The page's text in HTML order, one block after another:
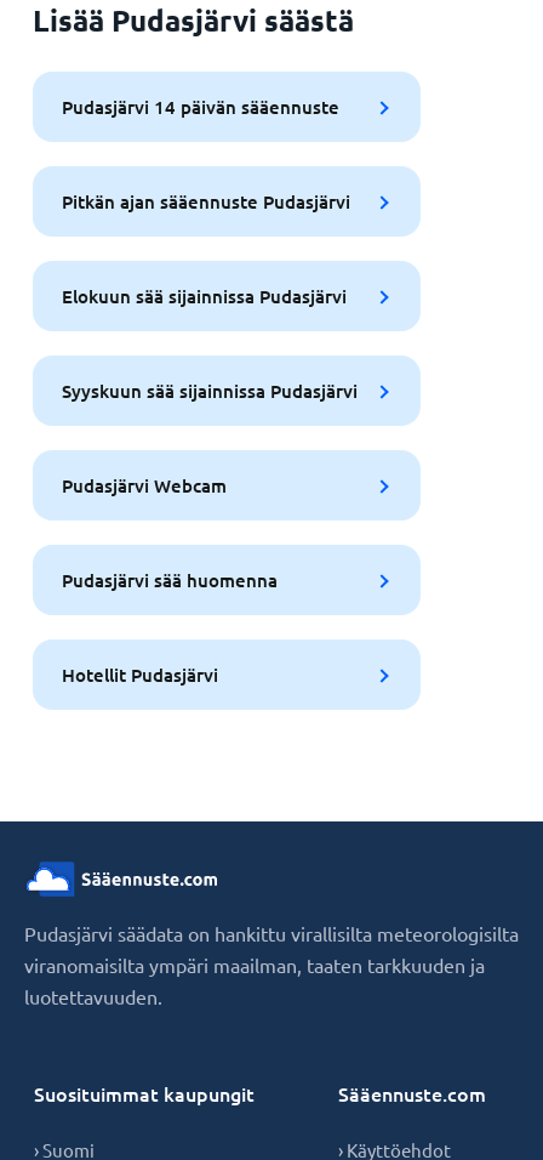
Lisää Pudasjärvi säästä
Pudasjärvi 14 päivän sääennuste
Pitkän ajan sääennuste Pudasjärvi
Elokuun sää sijainnissa Pudasjärvi
Syyskuun sää sijainnissa Pudasjärvi
Pudasjärvi Webcam
Pudasjärvi sää huomenna
Hotellit Pudasjärvi
Pudasjärvi säädata on hankittu virallisilta meteorologisilta
viranomaisilta ympäri maailman, taaten tarkkuuden ja
luotettavuuden.
Suosituimmat kaupungit
› Suomi
Sääennuste.com
› Käyttöehdot